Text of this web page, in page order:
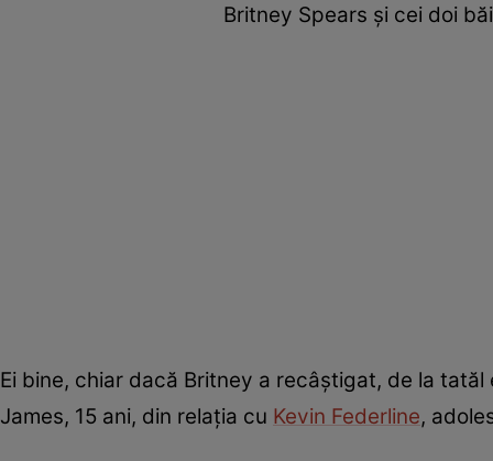
Britney Spears și cei doi
Ei bine, chiar dacă Britney a recâștigat, de la
James, 15 ani, din relația cu Kevin Federline,